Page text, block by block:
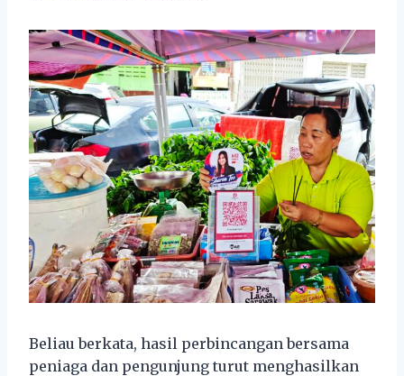
Beliau berkata, hasil perbincangan bersama
peniaga dan pengunjung turut menghasilkan